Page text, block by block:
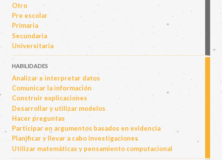
Otro
Pre escolar
Primaria
Secundaria
Universitaria
HABILIDADES
Analizar e interpretar datos
Comunicar la información
Construir explicaciones
Desarrollar y utilizar modelos
Hacer preguntas
Participar en argumentos basados en evidencia
Planificar y llevar a cabo investigaciones
Utilizar matemáticas y pensamiento computacional